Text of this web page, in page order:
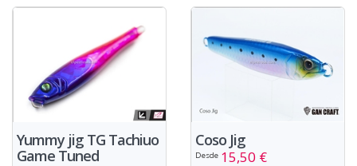
Yummy jig TG Tachiuo
Game Tuned
Coso Jig
Desde 15,50 €